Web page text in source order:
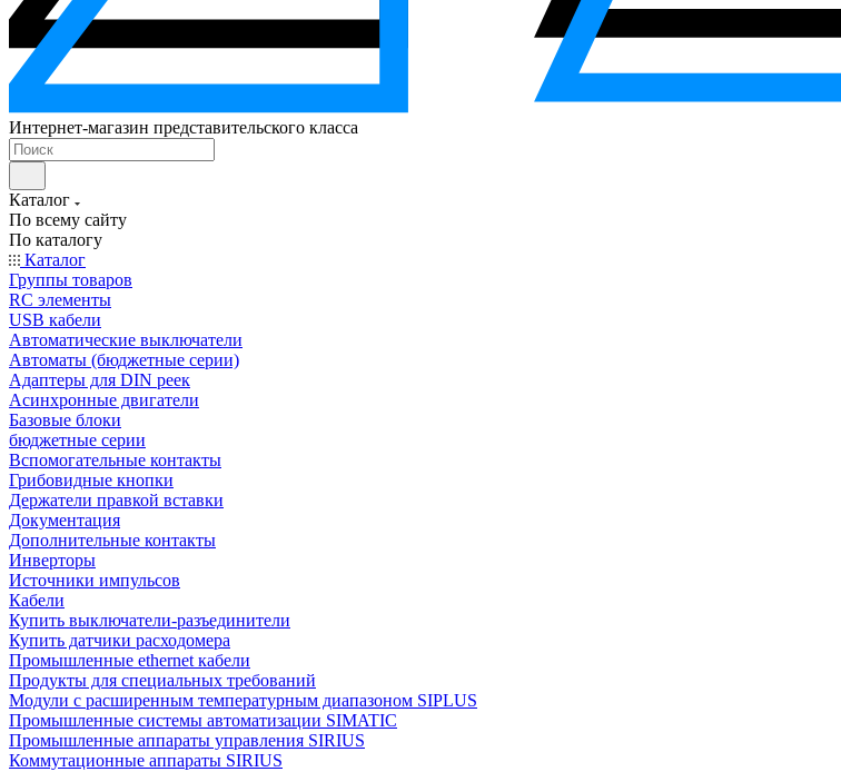
Интернет-магазин представительского класса
Каталог
По всему сайту
По каталогу
Каталог
Группы товаров
RC элементы
USB кабели
Автоматические выключатели
Автоматы (бюджетные серии)
Адаптеры для DIN реек
Асинхронные двигатели
Базовые блоки
бюджетные серии
Вспомогательные контакты
Грибовидные кнопки
Держатели правкой вставки
Документация
Дополнительные контакты
Инверторы
Источники импульсов
Кабели
Купить выключатели-разъединители
Купить датчики расходомера
Промышленные ethernet кабели
Продукты для специальных требований
Модули с расширенным температурным диапазоном SIPLUS
Промышленные системы автоматизации SIMATIC
Промышленные аппараты управления SIRIUS
Коммутационные аппараты SIRIUS